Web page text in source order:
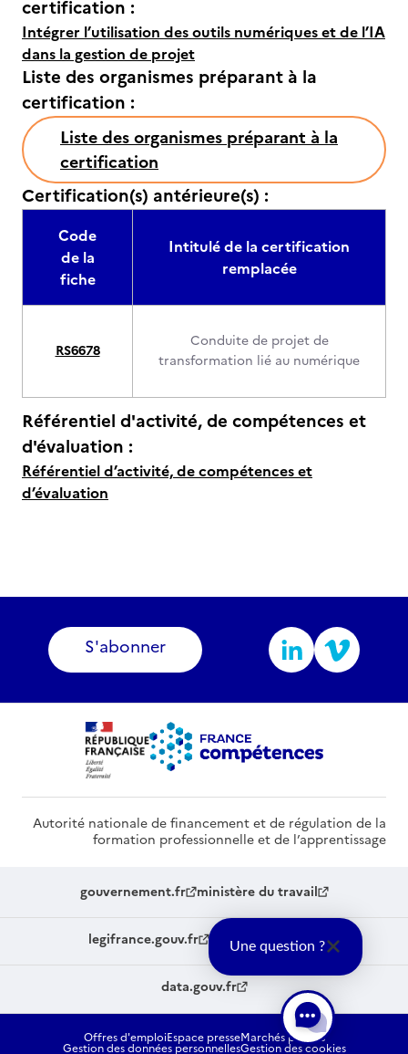
certification :
Intégrer l’utilisation des outils numériques et de l’IA
dans la gestion de projet
Liste des organismes préparant à la
certification :
Liste des organismes préparant à la
certification
Certification(s) antérieure(s) :
Code
de la
fiche
Intitulé de la certification
remplacée
RS6678
Conduite de projet de
transformation lié au numérique
Référentiel d'activité, de compétences et
d'évaluation :
Référentiel d’activité, de compétences et
d’évaluation
S'abonner
Autorité nationale de financement et de régulation de la
formation professionnelle et de l’apprentissage
gouvernement.fr ministère du travail
legifrance.gouv.fr service-public.fr
data.gouv.fr
Offres d'emploiEspace presseMarchés publics
Gestion des données personnellesGestion des cookies
Une question ?